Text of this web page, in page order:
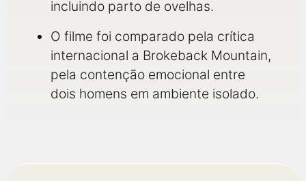
incluindo parto de ovelhas.
O filme foi comparado pela crítica
internacional a Brokeback Mountain,
pela contenção emocional entre
dois homens em ambiente isolado.